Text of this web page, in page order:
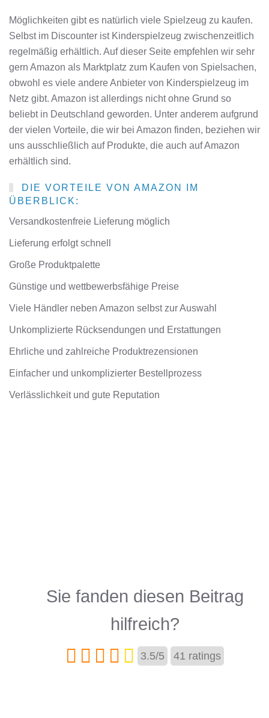
Möglichkeiten gibt es natürlich viele Spielzeug zu kaufen.
Selbst im Discounter ist Kinderspielzeug zwischenzeitlich
regelmäßig erhältlich. Auf dieser Seite empfehlen wir sehr
gern Amazon als Marktplatz zum Kaufen von Spielsachen,
obwohl es viele andere Anbieter von Kinderspielzeug im
Netz gibt. Amazon ist allerdings nicht ohne Grund so
beliebt in Deutschland geworden. Unter anderem aufgrund
der vielen Vorteile, die wir bei Amazon finden, beziehen wir
uns ausschließlich auf Produkte, die auch auf Amazon
erhältlich sind.
DIE VORTEILE VON AMAZON IM
ÜBERBLICK:
Versandkostenfreie Lieferung möglich
Lieferung erfolgt schnell
Große Produktpalette
Günstige und wettbewerbsfähige Preise
Viele Händler neben Amazon selbst zur Auswahl
Unkomplizierte Rücksendungen und Erstattungen
Ehrliche und zahlreiche Produktrezensionen
Einfacher und unkomplizierter Bestellprozess
Verlässlichkeit und gute Reputation
Sie fanden diesen Beitrag
hilfreich?
3.5/5 41 ratings